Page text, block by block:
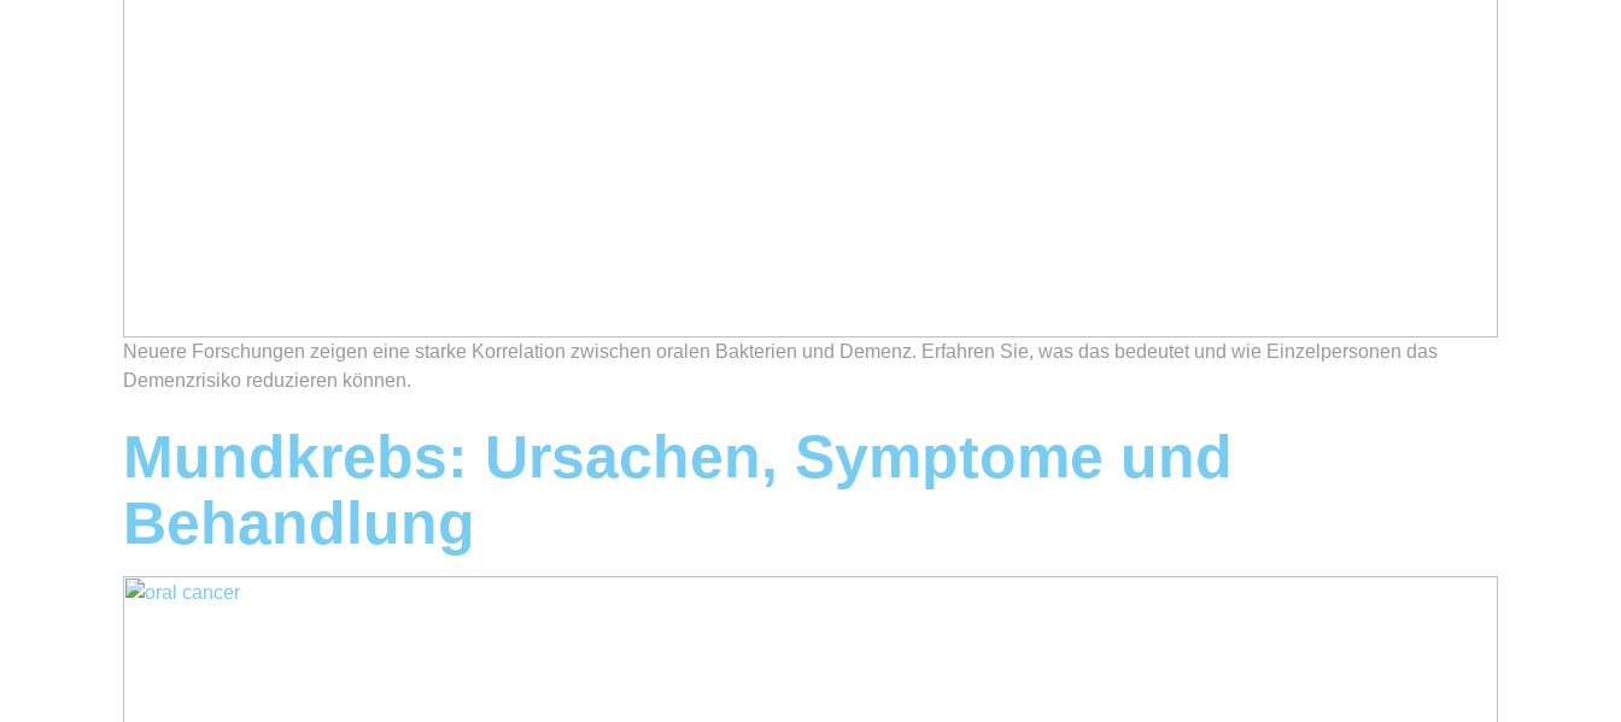
Neuere Forschungen zeigen eine starke Korrelation zwischen oralen Bakterien und Demenz. Erfahren Sie, was das bedeutet und wie Einzelpersonen das
Demenzrisiko reduzieren können.
Mundkrebs: Ursachen, Symptome und
Behandlung